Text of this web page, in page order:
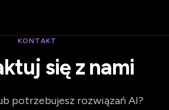
KONTAKT
się z nami
potrzebujesz rozwiązań AI?